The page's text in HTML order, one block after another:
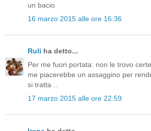
un bacio
16 marzo 2015 alle ore 16:36
Ruli ha detto...
Per me fuori portata: non le trovo
me piacerebbe un assaggino per
si tratta ..
17 marzo 2015 alle ore 22:59